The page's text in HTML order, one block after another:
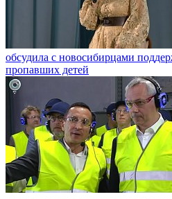
обсудила с новосибирцами
пропавших детей